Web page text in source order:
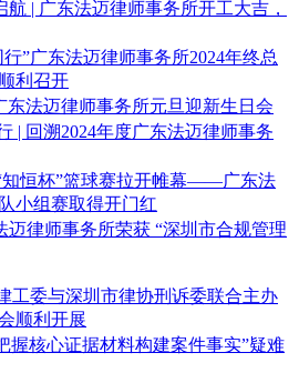
航 | 广东法迈律师事务所开工大吉，
行”广东法迈律师事务所2024年终总
利召开​
东法迈律师事务所元旦迎新生日会
| 回溯2024年度广东法迈律师事务
知恒杯”篮球赛拉开帷幕——广东法
小组赛取得开门红
迈律师事务所荣获 “深圳市合规管理
工委与深圳市律协刑诉委联合主办
顺利开展
握核心证据材料构建案件事实”疑难